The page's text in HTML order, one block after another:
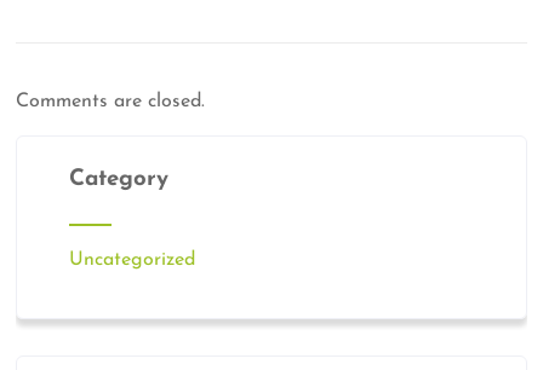
Comments are closed.
Category
Uncategorized